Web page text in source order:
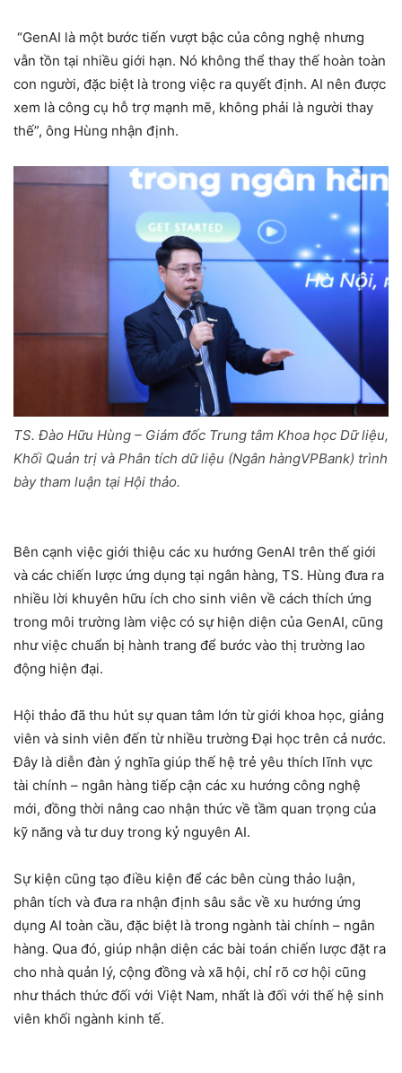
“GenAI là một bước tiến vượt bậc của công nghệ nhưng
vẫn tồn tại nhiều giới hạn. Nó không thể thay thế hoàn toàn
con người, đặc biệt là trong việc ra quyết định. AI nên được
xem là công cụ hỗ trợ mạnh mẽ, không phải là người thay
thế”, ông Hùng nhận định.
TS. Đào Hữu Hùng – Giám đốc Trung tâm Khoa học Dữ liệu,
Khối Quản trị và Phân tích dữ liệu (Ngân hàngVPBank) trình
bày tham luận tại Hội thảo.
Bên cạnh việc giới thiệu các xu hướng GenAI trên thế giới
và các chiến lược ứng dụng tại ngân hàng, TS. Hùng đưa ra
nhiều lời khuyên hữu ích cho sinh viên về cách thích ứng
trong môi trường làm việc có sự hiện diện của GenAI, cũng
như việc chuẩn bị hành trang để bước vào thị trường lao
động hiện đại.
Hội thảo đã thu hút sự quan tâm lớn từ giới khoa học, giảng
viên và sinh viên đến từ nhiều trường Đại học trên cả nước.
Đây là diễn đàn ý nghĩa giúp thế hệ trẻ yêu thích lĩnh vực
tài chính – ngân hàng tiếp cận các xu hướng công nghệ
mới, đồng thời nâng cao nhận thức về tầm quan trọng của
kỹ năng và tư duy trong kỷ nguyên AI.
Sự kiện cũng tạo điều kiện để các bên cùng thảo luận,
phân tích và đưa ra nhận định sâu sắc về xu hướng ứng
dụng AI toàn cầu, đặc biệt là trong ngành tài chính – ngân
hàng. Qua đó, giúp nhận diện các bài toán chiến lược đặt ra
cho nhà quản lý, cộng đồng và xã hội, chỉ rõ cơ hội cũng
như thách thức đối với Việt Nam, nhất là đối với thế hệ sinh
viên khối ngành kinh tế.